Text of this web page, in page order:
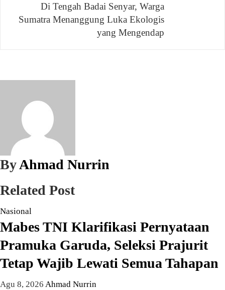
Di Tengah Badai Senyar, Warga
Sumatra Menanggung Luka Ekologis
yang Mengendap
ByAhmad Nurrin
Related Post
Nasional
Mabes TNI Klarifikasi Pernyataan
Pramuka Garuda, Seleksi Prajurit
Tetap Wajib Lewati Semua Tahapan
Agu 8, 2026 Ahmad Nurrin